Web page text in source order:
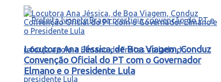
Locutora Ana Jéssica, de Boa Viagem, Conduz
Convenção Oficial do PT com o Governador
Elmano e o Presidente Lula